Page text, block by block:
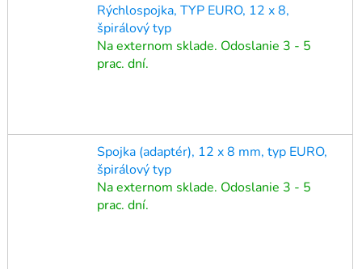
Rýchlospojka, TYP EURO, 12 x 8,
špirálový typ
Na externom sklade. Odoslanie 3 - 5
prac. dní.
Spojka (adaptér), 12 x 8 mm, typ EURO,
špirálový typ
Na externom sklade. Odoslanie 3 - 5
prac. dní.